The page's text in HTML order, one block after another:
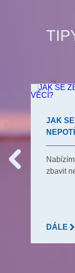
JAK
zbavit
DÁLE